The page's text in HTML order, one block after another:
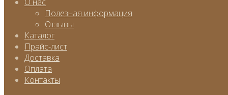
Полезная информация
Отзывы
Каталог
Прайс-лист
Доставка
Оплата
Контакты